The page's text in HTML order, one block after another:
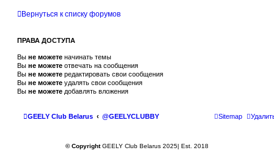
Вернуться к списку форумов
ПРАВА ДОСТУПА
Вы не можете начинать темы
Вы не можете отвечать на сообщения
Вы не можете редактировать свои сообщения
Вы не можете удалять свои сообщения
Вы не можете добавлять вложения
GEELY Club Belarus @GEELYCLUBBY Sitemap
© CopyrightGEELY Club Belarus 2025| Est. 2018